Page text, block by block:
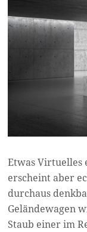
Etwas
erscheint aber
durchaus
Geländewagen
Staub einer im